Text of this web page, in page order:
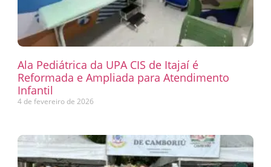
Ala Pediátrica da UPA CIS de Itajaí é
Reformada e Ampliada para Atendimento
Infantil
4 de fevereiro de 2026